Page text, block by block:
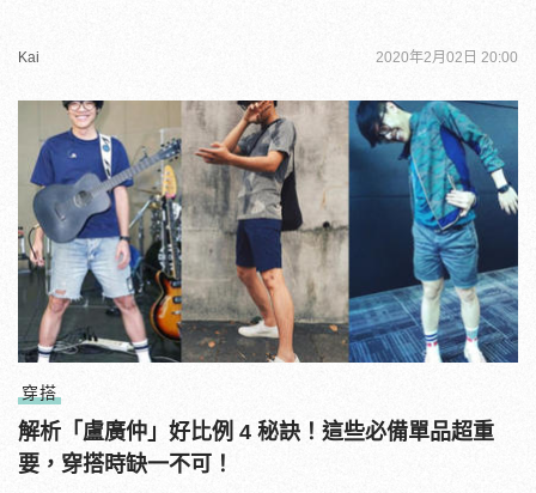
Kai 2020年2月02日 20:00
穿搭
解析「盧廣仲」好比例 4 秘訣！這些必備單品超重
要，穿搭時缺一不可！